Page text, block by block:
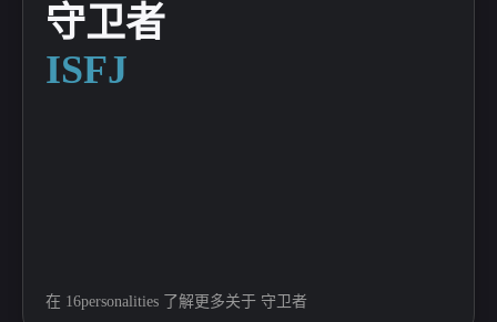
守卫者
ISFJ
在 16personalities 了解更多关于 守卫者